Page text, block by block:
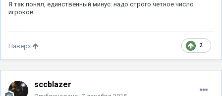
Я так понял, единственный минус: надо строго четное число
игроков.
2
Наверх
sccblazer